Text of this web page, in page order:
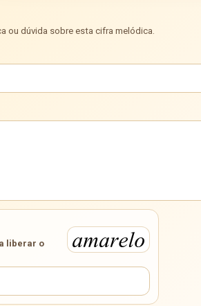
ou dúvida sobre esta cifra melódica.
liberar o